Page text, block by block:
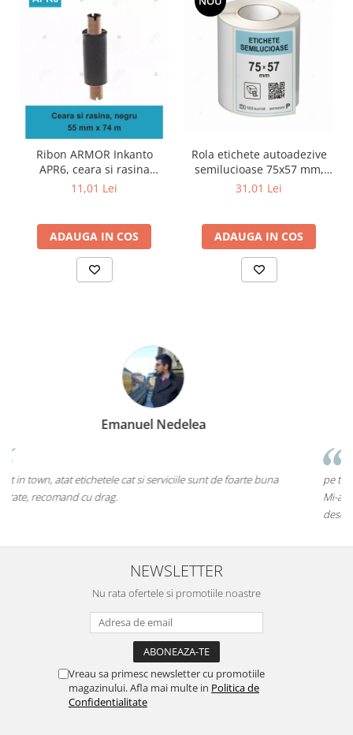
Ribon ARMOR Inkanto
APR6, ceara si rasina
(wax&resin), negru,
11,01 Lei
ADAUGA IN COS
Rola etichete autoadezive
semilucioase 75x57 mm,
adeziv permanent, 1000
31,01 Lei
ADAUGA IN COS
Marius Zinveliu
Cea mai tare companie. Ai nevoie de o eticheta? Ei stiu sa le
pe toate....chiar si pe cele care inca nu au ajuns pe piata
Mi-as dori sa existe mai multe companii de acest gen (inovatoare si
NEWSLETTER
Nu rata ofertele si promotiile noastre
Vreau sa primesc newsletter cu promotiile
magazinului. Afla mai multe in Politica de
Confidentialitate